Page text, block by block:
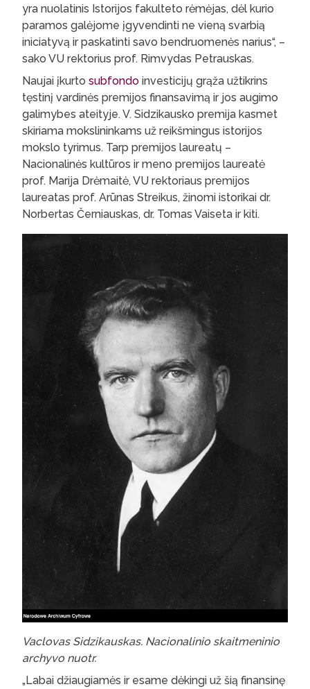
yra nuolatinis Istorijos fakulteto rėmėjas, dėl kurio
paramos galėjome įgyvendinti ne vieną svarbią
iniciatyvą ir paskatinti savo bendruomenės narius“, –
sako VU rektorius prof. Rimvydas Petrauskas.
Naujai įkurto subfondo investicijų grąža užtikrins
tęstinį vardinės premijos finansavimą ir jos augimo
galimybes ateityje. V. Sidzikausko premija kasmet
skiriama mokslininkams už reikšmingus istorijos
mokslo tyrimus. Tarp premijos laureatų –
Nacionalinės kultūros ir meno premijos laureatė
prof. Marija Drėmaitė, VU rektoriaus premijos
laureatas prof. Arūnas Streikus, žinomi istorikai dr.
Norbertas Černiauskas, dr. Tomas Vaiseta ir kiti.
Vaclovas Sidzikauskas. Nacionalinio skaitmeninio
archyvo nuotr.
„Labai džiaugiamės ir esame dėkingi už šią finansinę